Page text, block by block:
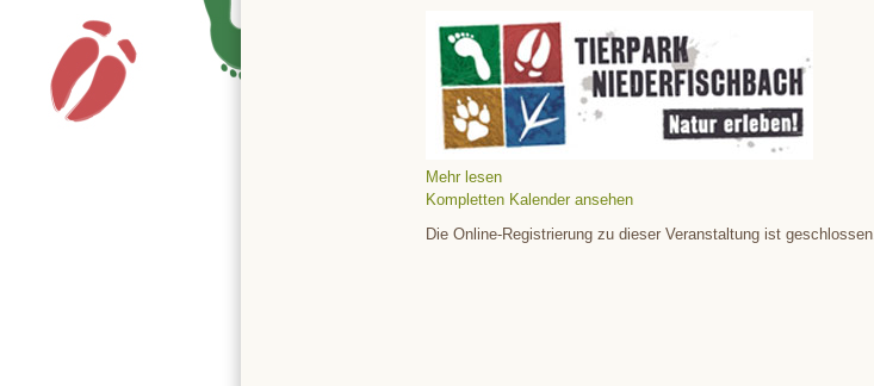
Mehr lesen
Kompletten Kalender ansehen
Die Online-Registrierung zu dieser Veranstaltung ist geschlossen.